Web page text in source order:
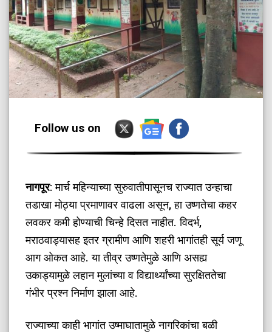
Follow us on
नागपूर: मार्च महिन्याच्या सुरुवातीपासूनच राज्यात उन्हाचा
तडाखा मोठ्या प्रमाणावर वाढला असून, हा उष्णतेचा कहर
लवकर कमी होण्याची चिन्हे दिसत नाहीत. विदर्भ,
मराठवाड्यासह इतर ग्रामीण आणि शहरी भागांतही सूर्य जणू
आग ओकत आहे. या तीव्र उष्णतेमुळे आणि असह्य
उकाड्यामुळे लहान मुलांच्या व विद्यार्थ्यांच्या सुरक्षिततेचा
गंभीर प्रश्न निर्माण झाला आहे.
राज्याच्या काही भागांत उष्माघातामुळे नागरिकांचा बळी